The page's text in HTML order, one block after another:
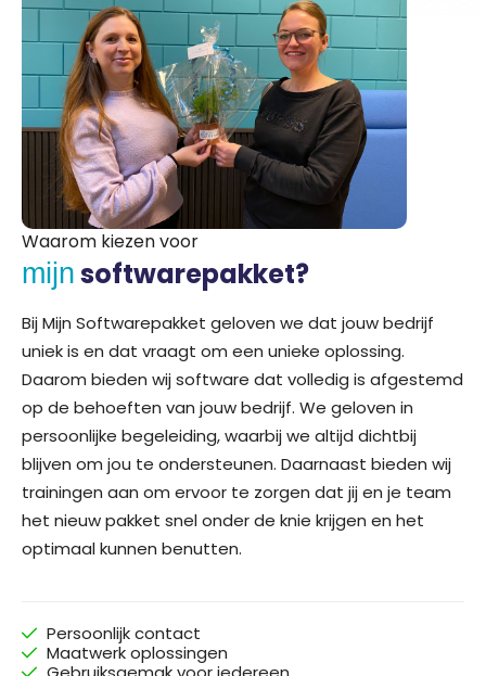
Waarom kiezen voor
mijn softwarepakket?
Bij Mijn Softwarepakket geloven we dat jouw bedrijf
uniek is en dat vraagt om een unieke oplossing.
Daarom bieden wij software dat volledig is afgestemd
op de behoeften van jouw bedrijf. We geloven in
persoonlijke begeleiding, waarbij we altijd dichtbij
blijven om jou te ondersteunen. Daarnaast bieden wij
trainingen aan om ervoor te zorgen dat jij en je team
het nieuw pakket snel onder de knie krijgen en het
optimaal kunnen benutten.
Persoonlijk contact
Maatwerk oplossingen